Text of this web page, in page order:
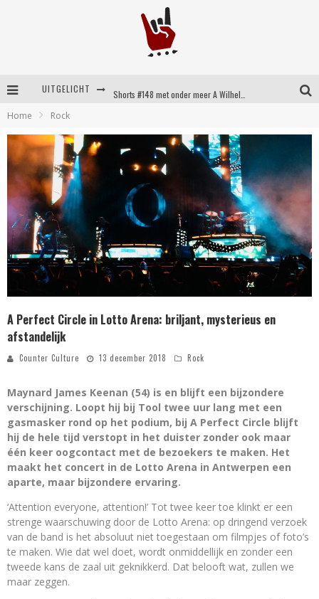
UITGELICHT
Shorts #149 met onder meer No Cure, Eva Under Fire, The Hu en Sleeping With Sirens
Home Rock
A Perfect Circle in Lotto Arena: briljant, mysterieus en
afstandelijk
Counter Culture 13 december 2018 Rock
Maynard James Keenan (54) is en blijft een bijzondere
verschijning. Loopt hij bij Tool twee uur lang met een
gasmasker rond op het podium, bij A Perfect Circle blijft
hij de hele tijd verstopt in het duister zonder ook maar
één keer oogcontact met de bezoekers te maken. Het
maakt het concert in de Lotto Arena in Antwerpen een
aparte, maar bijzondere ervaring.
‘Attention everyone, attention!’ Tot twee keer toe klinkt er een
strenge waarschuwing door de Lotto Arena: op dringend verzoek
van de band is het absoluut niet toegestaan om filmpjes of foto’s
te maken. Wie dat wel doet, wordt onmiddellijk en zonder een
tweede kans de zaal uit geknikkerd. Dat belooft wat, zullen we
maar zeggen.